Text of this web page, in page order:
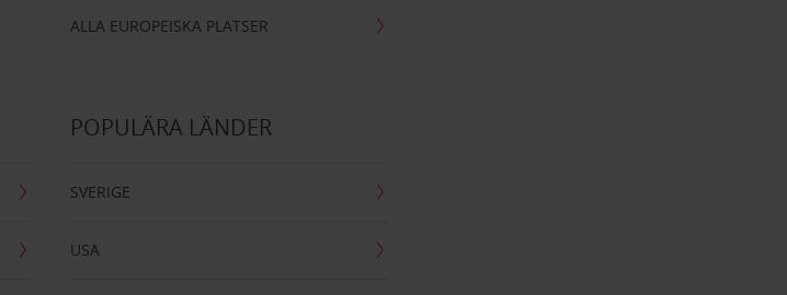
ALLA EUROPEISKA PLATSER
POPULÄRA LÄNDER
SVERIGE
USA